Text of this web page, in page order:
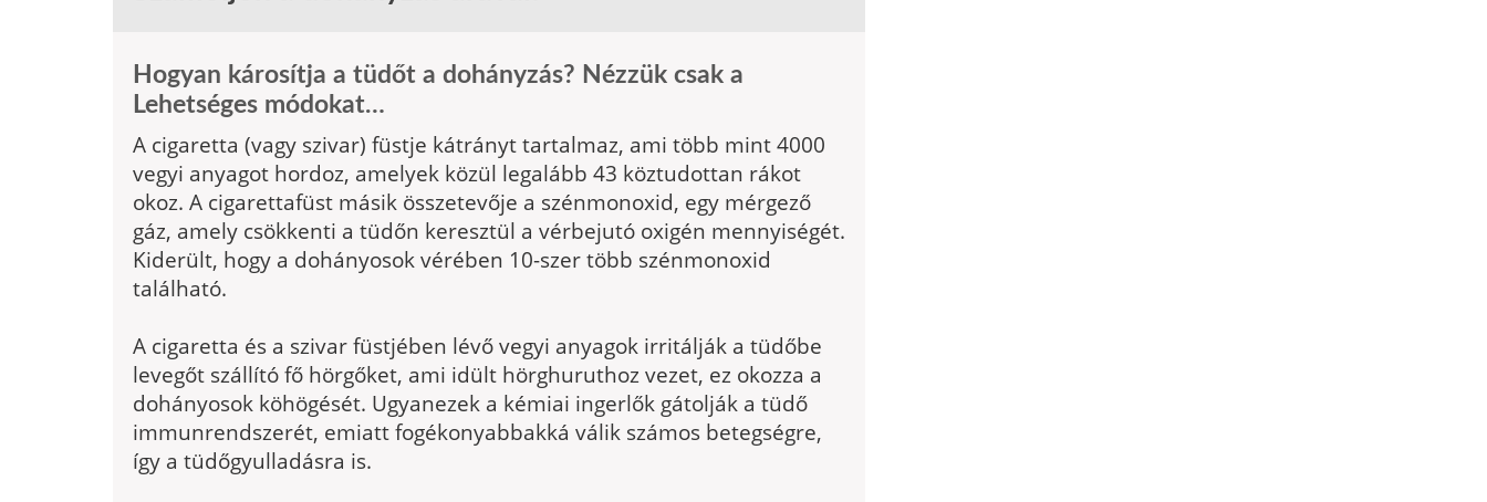
Hogyan károsítja a tüdőt a dohányzás? Nézzük csak a
Lehetséges módokat…
A cigaretta (vagy szivar) füstje kátrányt tartalmaz, ami több mint 4000
vegyi anyagot hordoz, amelyek közül legalább 43 köztudottan rákot
okoz. A cigarettafüst másik összetevője a szén­monoxid, egy mérgező
gáz, amely csökkenti a tüdőn keresztül a vérbejutó oxigén mennyiségét.
Kiderült, hogy a dohányosok vérében 10-szer több szén­monoxid
található.
A cigaretta és a szivar füstjében lévő vegyi anyagok irritálják a tüdőbe
levegőt szállító fő hörgőket, ami idült hörg­huruthoz vezet, ez okozza a
dohányosok köhögését. Ugyanezek a kémiai ingerlők gátolják a tüdő
immunrendszerét, emiatt fogékonyabbakká válik számos betegségre,
így a tüdőgyulladásra is.